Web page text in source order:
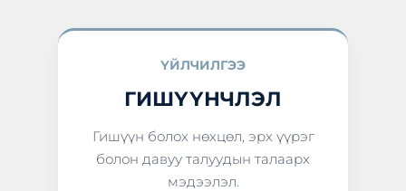
ҮЙЛЧИЛГЭЭ
ГИШҮҮНЧЛЭЛ
Гишүүн болох нөхцөл, эрх үүрэг
болон давуу талуудын талаарх
мэдээлэл.